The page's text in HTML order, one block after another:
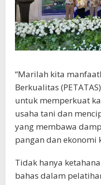
penggunaan pupuk
meningkatkan
memicu
“Kedepannya,